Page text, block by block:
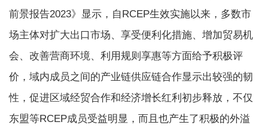
前景报告2023》显示，自RCEP生效实施以来，多数市
场主体对扩大出口市场、享受便利化措施、增加贸易机
会、改善营商环境、利用规则享惠等方面给予积极评
价，域内成员之间的产业链供应链合作显示出较强的韧
性，促进区域经贸合作和经济增长红利初步释放，不仅
东盟等RCEP成员受益明显，而且也产生了积极的外溢